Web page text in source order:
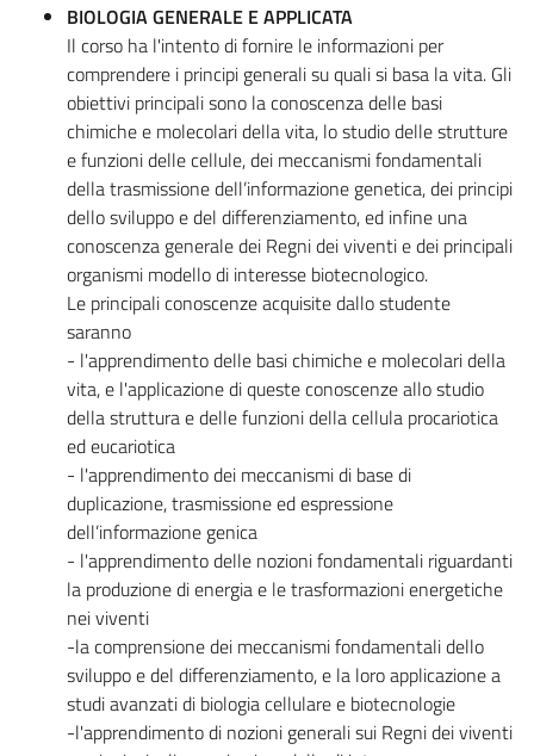
BIOLOGIA GENERALE E APPLICATA
Il corso ha l'intento di fornire le informazioni per
comprendere i principi generali su quali si basa la vita. Gli
obiettivi principali sono la conoscenza delle basi
chimiche e molecolari della vita, lo studio delle strutture
e funzioni delle cellule, dei meccanismi fondamentali
della trasmissione dell’informazione genetica, dei principi
dello sviluppo e del differenziamento, ed infine una
conoscenza generale dei Regni dei viventi e dei principali
organismi modello di interesse biotecnologico.
Le principali conoscenze acquisite dallo studente
saranno
- l'apprendimento delle basi chimiche e molecolari della
vita, e l'applicazione di queste conoscenze allo studio
della struttura e delle funzioni della cellula procariotica
ed eucariotica
- l'apprendimento dei meccanismi di base di
duplicazione, trasmissione ed espressione
dell’informazione genica
- l'apprendimento delle nozioni fondamentali riguardanti
la produzione di energia e le trasformazioni energetiche
nei viventi
-la comprensione dei meccanismi fondamentali dello
sviluppo e del differenziamento, e la loro applicazione a
studi avanzati di biologia cellulare e biotecnologie
-l'apprendimento di nozioni generali sui Regni dei viventi